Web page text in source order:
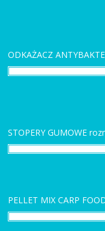
ODKAŻACZ
STOPERY GUMOWE
PELLET MIX CARP